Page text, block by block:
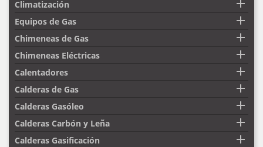
Climatización 
Equipos de Gas 
Chimeneas de Gas 
Chimeneas Eléctricas 
Calentadores 
Calderas de Gas 
Calderas Gasóleo 
Calderas Carbón y Leña 
Calderas Gasificación 